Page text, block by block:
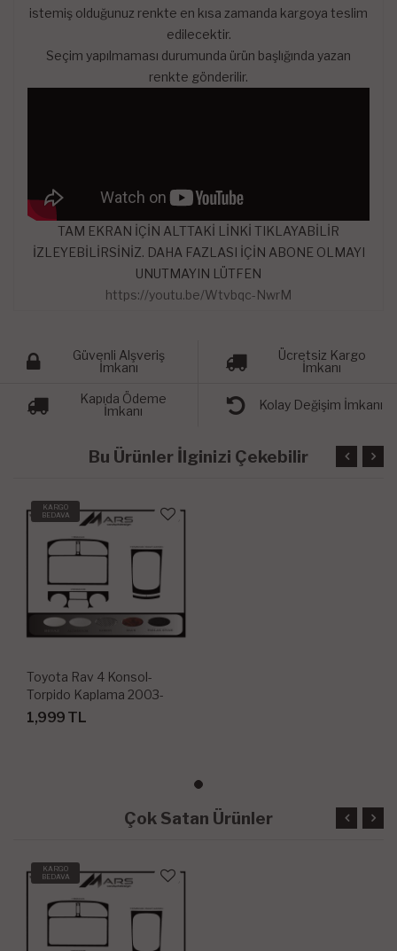
istemiş olduğunuz renkte en kısa zamanda kargoya teslim
edilecektir.
Seçim yapılmaması durumunda ürün başlığında yazan
renkte gönderilir.
TAM EKRAN İÇİN ALTTAKİ LİNKİ TIKLAYABİLİR
İZLEYEBİLİRSİNİZ. DAHA FAZLASI İÇİN ABONE OLMAYI
UNUTMAYIN LÜTFEN
https://youtu.be/Wtvbqc-NwrM
Güvenli Alşveriş
İmkanı
Ücretsiz Kargo
İmkanı
Kapıda Ödeme
İmkanı
Kolay Değişim İmkanı
Bu Ürünler İlginizi Çekebilir
KARGO
BEDAVA
Toyota Rav 4 Konsol-
Torpido Kaplama 2003-
2004 4 Parça
1,999 TL
Çok Satan Ürünler
KARGO
BEDAVA